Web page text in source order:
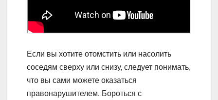
Если вы хотите отомстить или насолить
соседям сверху или снизу, следует понимать,
что вы сами можете оказаться
правонарушителем. Бороться с